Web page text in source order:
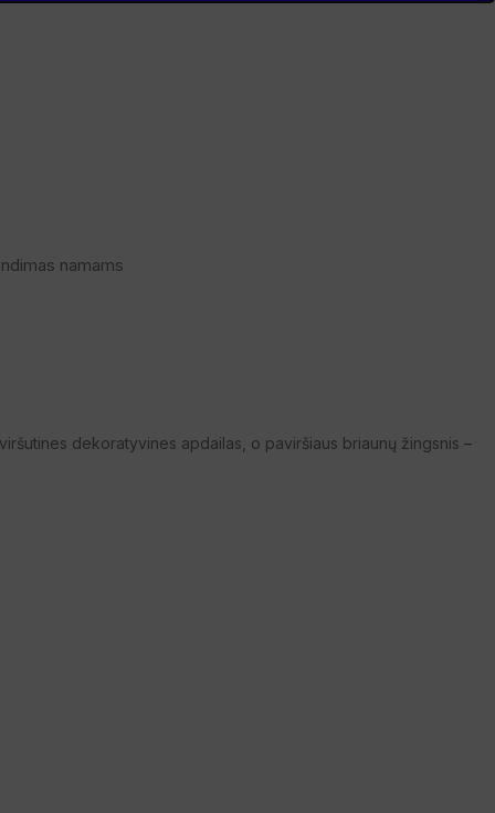
dekoratyvines apdailas, o paviršiaus briaunų žingsnis –